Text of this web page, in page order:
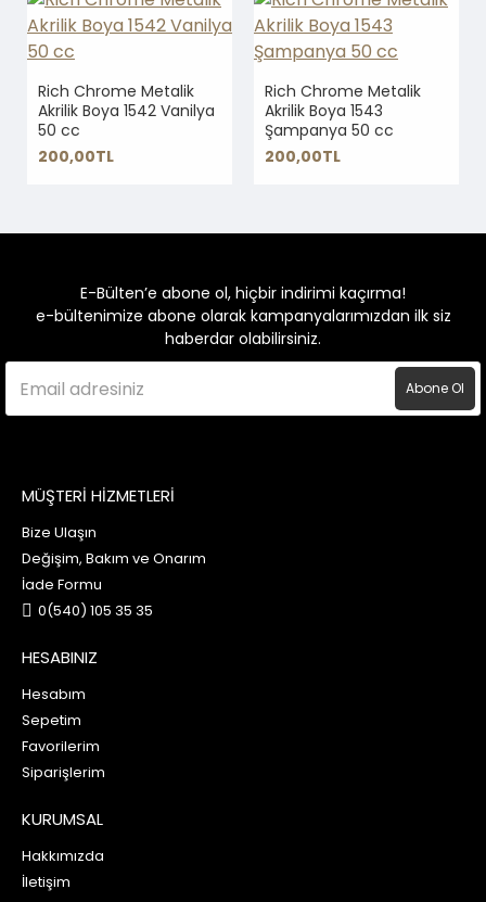
Rich Chrome Metalik
Akrilik Boya 1542 Vanilya
50 cc
200,00TL
Rich Chrome Metalik
Akrilik Boya 1543
Şampanya 50 cc
200,00TL
E-Bülten’e abone ol, hiçbir indirimi kaçırma!
e-bültenimize abone olarak kampanyalarımızdan ilk siz
haberdar olabilirsiniz.
Abone Ol
MÜŞTERİ HİZMETLERİ
Bize Ulaşın
Değişim, Bakım ve Onarım
İade Formu
0(540) 105 35 35
HESABINIZ
Hesabım
Sepetim
Favorilerim
Siparişlerim
KURUMSAL
Hakkımızda
İletişim